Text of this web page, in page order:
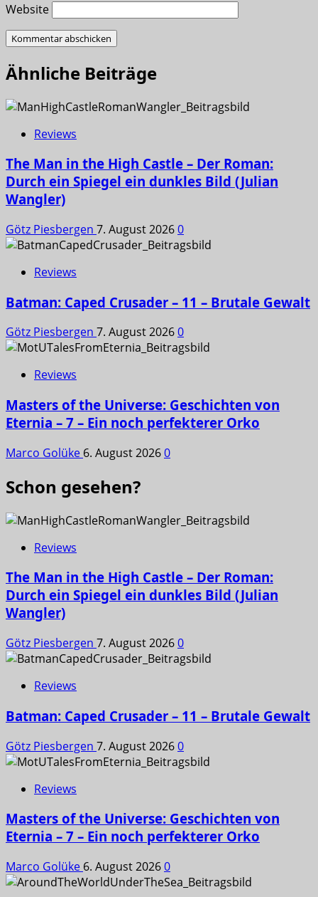
Website
Ähnliche Beiträge
Reviews
The Man in the High Castle – Der Roman:
Durch ein Spiegel ein dunkles Bild (Julian
Wangler)
Götz Piesbergen 7. August 20260
Reviews
Batman: Caped Crusader – 11 – Brutale Gewalt
Götz Piesbergen 7. August 20260
Reviews
Masters of the Universe: Geschichten von
Eternia – 7 – Ein noch perfekterer Orko
Marco Golüke 6. August 20260
Schon gesehen?
Reviews
The Man in the High Castle – Der Roman:
Durch ein Spiegel ein dunkles Bild (Julian
Wangler)
Götz Piesbergen 7. August 20260
Reviews
Batman: Caped Crusader – 11 – Brutale Gewalt
Götz Piesbergen 7. August 20260
Reviews
Masters of the Universe: Geschichten von
Eternia – 7 – Ein noch perfekterer Orko
Marco Golüke 6. August 20260